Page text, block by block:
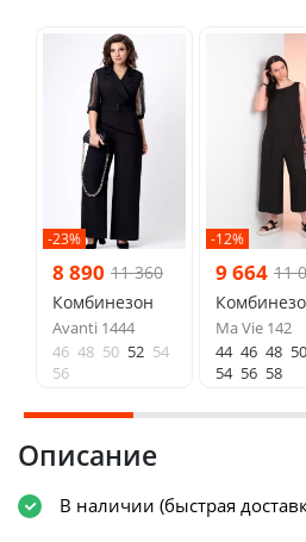
-23%
8 890 11 360
Комбинезон
Avanti 1444
46 48 50 52 54
56
-12%
9 664 11
Ma Vie 142
44 46 48 50
54 56 58
Описание
В наличии (быстрая